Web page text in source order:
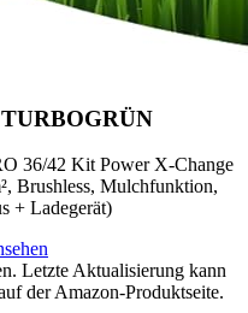
TURBOGRÜN
36/42 Kit Power X-Change
Brushless, Mulchfunktion,
+ Ladegerät)
Letzte Aktualisierung kann
der Amazon-Produktseite.